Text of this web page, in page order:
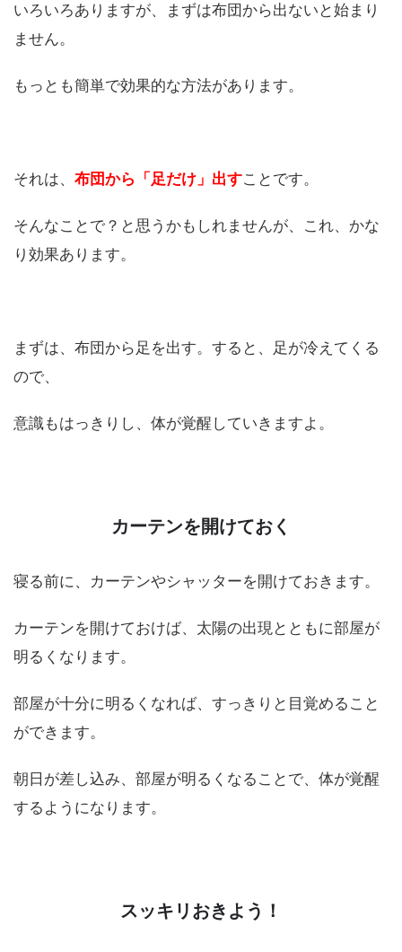
いろいろありますが、まずは布団から出ないと始まり
ません。
もっとも簡単で効果的な方法があります。
それは、 布団から「足だけ」出すことです。
そんなことで？と思うかもしれませんが、これ、かな
り効果あります。
まずは、布団から足を出す。すると、足が冷えてくる
ので、
意識もはっきりし、体が覚醒していきますよ。
カーテンを開けておく
寝る前に、カーテンやシャッターを開けておきます。
カーテンを開けておけば、太陽の出現とともに部屋が
明るくなります。
部屋が十分に明るくなれば、すっきりと目覚めること
ができます。
朝日が差し込み、部屋が明るくなることで、体が覚醒
するようになります。
スッキリおきよう！